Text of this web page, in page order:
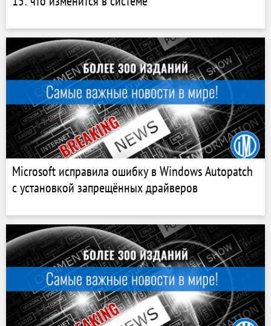
Microsoft исправила ошибку в Windows Autopatch
с установкой запрещённых драйверов